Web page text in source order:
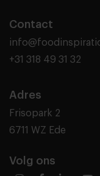
Contact
+31 318 49 31 32
Adres
Frisopark 2
6711 WZ Ede
Volg ons